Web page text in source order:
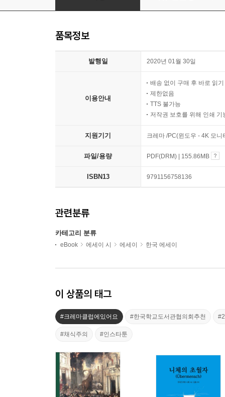
품목정보
발행일 2020년 01월 30일
이용안내
배송 없이 구매 후 바로 읽기
제한없음
TTS 불가능
저작권 보호를 위해 인쇄 기
지원기기 크레마 /PC(윈도우 - 4K 모
파일/용량 PDF(DRM) | 155.86MB
ISBN13 9791156758136
관련분류
카테고리 분류
eBook 에세이 시 에세이 한국 에세이
이 상품의 태그
#크레마클럽에있어요 #한국학교도서관협의회추천
#채식주의 #인스타툰